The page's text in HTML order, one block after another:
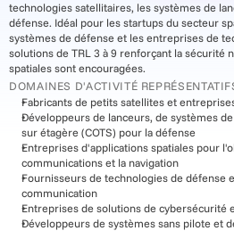
Select Language
French (France)
technologies satellitaires, les systèmes de
défense. Idéal pour les startups du secteur
systèmes de défense et les entreprises de
solutions de TRL 3 à 9 renforçant la sécurité
spatiales sont encouragées.
DOMAINES D'ACTIVITÉ
Fabricants de petits satellites et
Développeurs de lanceurs, de systèmes
sur étagère (COTS) pour la défense
Entreprises d'applications spatiales pour
communications et la navigation
Fournisseurs de technologies de défense
communication
Entreprises de solutions de cybersécurité
Développeurs de systèmes sans pilote et